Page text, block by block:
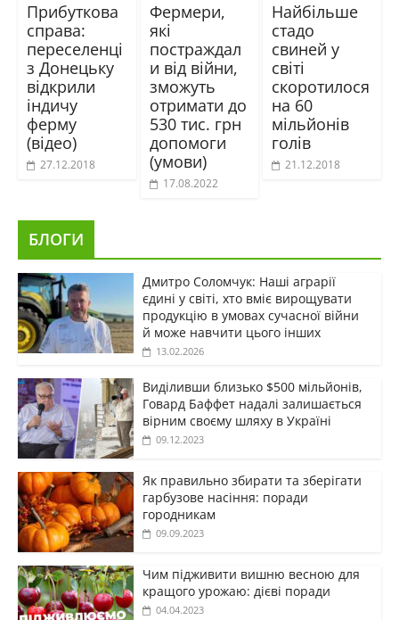
Прибуткова
справа:
переселенці
з Донецьку
відкрили
індичу
ферму
(відео)
27.12.2018
Фермери,
які
постраждал
и від війни,
зможуть
отримати до
530 тис. грн
допомоги
(умови)
17.08.2022
Найбільше
стадо
свиней у
світі
скоротилося
на 60
мільйонів
голів
21.12.2018
БЛОГИ
Дмитро Соломчук: Наші аграрії
єдині у світі, хто вміє вирощувати
продукцію в умовах сучасної війни
й може навчити цього інших
13.02.2026
Виділивши близько $500 мільйонів,
Говард Баффет надалі залишається
вірним своєму шляху в Україні
09.12.2023
Як правильно збирати та зберігати
гарбузове насіння: поради
городникам
09.09.2023
Чим підживити вишню весною для
кращого урожаю: дієві поради
04.04.2023